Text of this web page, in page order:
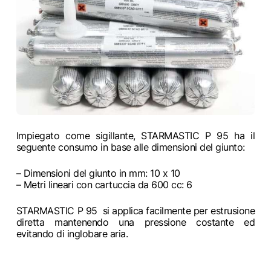
Impiegato come sigillante, STARMASTIC P 95 ha il
seguente consumo in base alle dimensioni del giunto:
– Dimensioni del giunto in mm: 10 x 10
– Metri lineari con cartuccia da 600 cc: 6
STARMASTIC P 95 si applica facilmente per estrusione
diretta mantenendo una pressione costante ed
evitando di inglobare aria.